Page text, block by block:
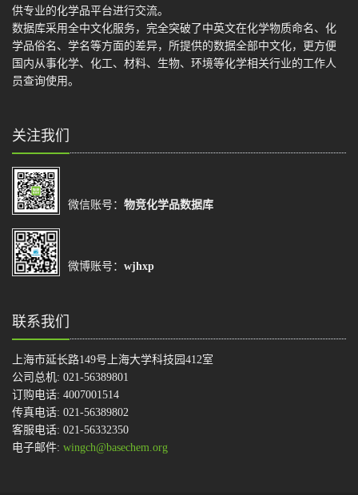
供专业的化学品平台进行交流。
数据库采用全中文化服务，完全突破了中英文在化学物质命名、化
学品俗名、学名等方面的差异，所提供的数据全部中文化，更方便
国内从事化学、化工、材料、生物、环境等化学相关行业的工作人
员查询使用。
关注我们
微信账号： 物竞化学品数据库
微博账号： wjhxp
联系我们
上海市延长路149号上海大学科技园412室
公司总机: 021-56389801
订购电话: 4007001514
传真电话: 021-56389802
客服电话: 021-56332350
电子邮件: wingch@basechem.org